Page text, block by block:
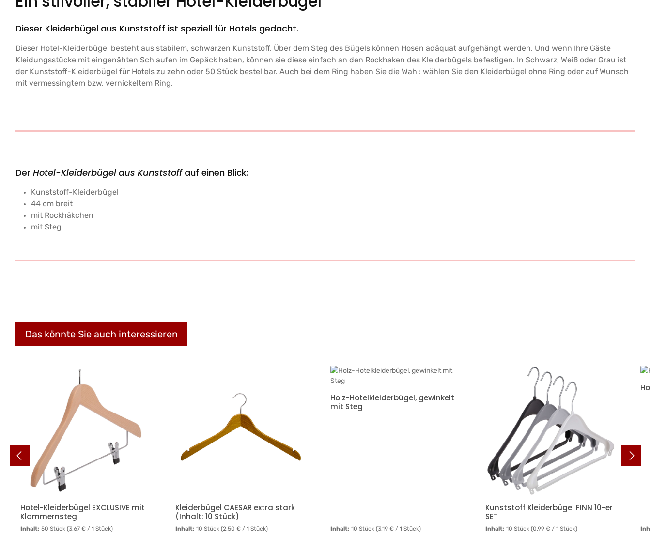
Dieser Kleiderbügel aus Kunststoff ist speziell für Hotels gedacht.
Dieser Hotel-Kleiderbügel besteht aus stabilem, schwarzen Kunststoff. Über dem Steg des Bügels können Hosen adäquat aufgehängt werden. Und wenn Ihre Gäste
Kleidungsstücke mit eingenähten Schlaufen im Gepäck haben, können sie diese einfach an den Rockhaken des Kleiderbügels befestigen. In Schwarz, Weiß oder Grau ist
der Kunststoff-Kleiderbügel für Hotels zu zehn oder 50 Stück bestellbar. Auch bei dem Ring haben Sie die Wahl: wählen Sie den Kleiderbügel ohne Ring oder auf Wunsch
mit vermessingtem bzw. vernickeltem Ring.
Der Hotel-Kleiderbügel aus Kunststoffauf einen Blick:
Kunststoff-Kleiderbügel
44 cm breit
mit Rockhäkchen
mit Steg
Das könnte Sie auch interessieren
Hotel-Kleiderbügel EXCLUSIVE mit
Klammernsteg
Inhalt:50 Stück(3,67 € / 1 Stück)
Kleiderbügel CAESAR extra stark
(Inhalt: 10 Stück)
Inhalt:10 Stück(2,50 € / 1 Stück)
Holz-Hotelkleiderbügel, gewinkelt
mit Steg
Inhalt:10 Stück(3,19 € / 1 Stück)
Kunststoff Kleiderbügel FINN 10-er
SET
Inhalt:10 Stück(0,99 € / 1 Stück)